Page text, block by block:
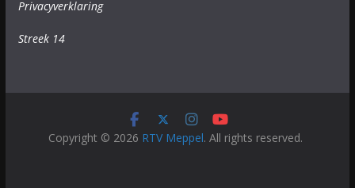
Privacyverklaring
Streek 14
Copyright © 2026 RTV Meppel. All rights reserved.